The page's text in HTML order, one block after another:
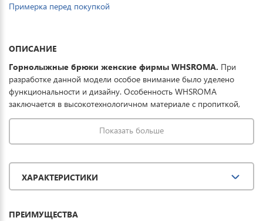
Примерка перед покупкой
ОПИСАНИЕ
Горнолыжные брюки женские фирмы WHSROMA. При
разработке данной модели особое внимание было уделено
функциональности и дизайну. Особенность WHSROMA
заключается в высокотехнологичном материале с пропиткой,
которая совместно с мембраной обеспечивает превосходную
защиту одежды от проникновения влаги, что обеспечивает до 8
часов катания в условиях мокрого снега. Купить горнолыжные
комфортного отдыха на горных лыжах.
Показать больше
ХАРАКТЕРИСТИКИ
ПРЕИМУЩЕСТВА